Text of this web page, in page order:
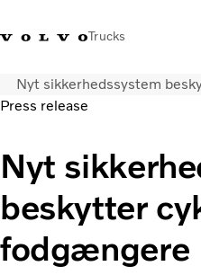
Trucks
+45 44 54 66 00Volvo Trucks
Transportløsninger
Lastbiler
Serviceydelser
Forhandlersøgning
Nyheder
Om os
Nyt sikkerhedssystem
Press release
Nyt
beskytter
fodgængere